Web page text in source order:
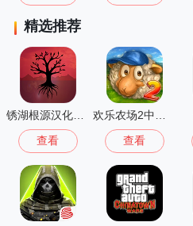
精选推荐
查看 查看